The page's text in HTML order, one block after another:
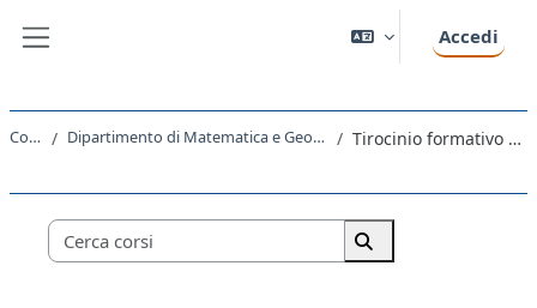
Accedi
Corsi Dipartimento di Matematica e Geoscienze Tirocinio formativo attivo
Categorie di corso
Cerca corsi
Cerca corsi